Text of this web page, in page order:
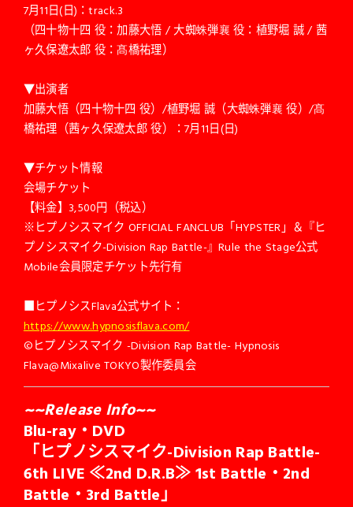
7月11日(日)：track.3
（四十物十四 役：加藤大悟 / 大蜘蛛弾襄 役：植野堀 誠 / 茜
ヶ久保遼太郎 役：髙橋祐理）
▼出演者
加藤大悟（四十物十四 役）/植野堀 誠（大蜘蛛弾襄 役）/髙
橋祐理（茜ヶ久保遼太郎 役）：7月11日(日)
▼チケット情報
会場チケット
【料金】3,500円（税込）
※ヒプノシスマイク OFFICIAL FANCLUB「HYPSTER」＆『ヒ
プノシスマイク-Division Rap Battle-』Rule the Stage公式
Mobile会員限定チケット先行有
■ヒプノシスFlava公式サイト：
https://www.hypnosisflava.com/
©︎ヒプノシスマイク -Division Rap Battle- Hypnosis
Flava@Mixalive TOKYO製作委員会
~~Release Info~~
Blu-ray・DVD
「ヒプノシスマイク-Division Rap Battle-
6th LIVE ≪2nd D.R.B≫ 1st Battle・2nd
Battle・3rd Battle」